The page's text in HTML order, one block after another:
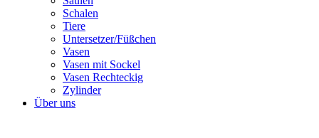
Schalen
Tiere
Untersetzer/Füßchen
Vasen
Vasen mit Sockel
Vasen Rechteckig
Zylinder
Über uns